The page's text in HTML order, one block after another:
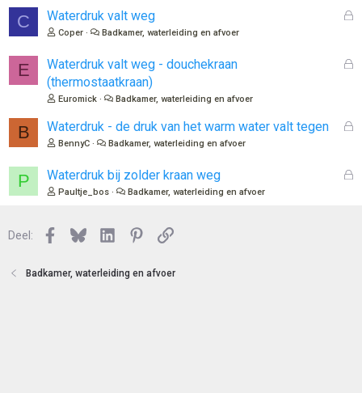
o
C
G
Waterdruk valt weg
Coper Badkamer, waterleiding en afvoer
E
G
o
Waterdruk valt weg - douchekraan
(thermostaatkraan)
Euromick Badkamer, waterleiding en afvoer
B
G
Waterdruk - de druk van het warm water valt tegen
BennyC Badkamer, waterleiding en afvoer
P
G
Waterdruk bij zolder kraan weg
Paultje_bos Badkamer, waterleiding en afvoer
Deel: Facebook
BlueskyLinkedInPinterest
Link
Badkamer, waterleiding en afvoer